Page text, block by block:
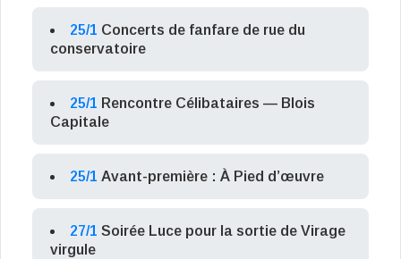
25/1 Concerts de fanfare de rue du
conservatoire
25/1 Rencontre Célibataires — Blois
Capitale
25/1 Avant-première : À Pied d’œuvre
27/1 Soirée Luce pour la sortie de Virage
virgule